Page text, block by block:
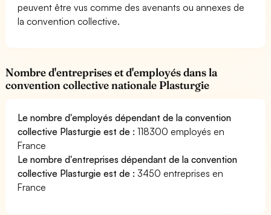
peuvent être vus comme des avenants ou annexes de
la convention collective.
Nombre d'entreprises et d'employés dans la
convention collective nationale Plasturgie
Le nombre d'employés dépendant de la convention
collective Plasturgie est de :118300 employés en
France
Le nombre d'entreprises dépendant de la convention
collective Plasturgie est de : 3450 entreprises en
France